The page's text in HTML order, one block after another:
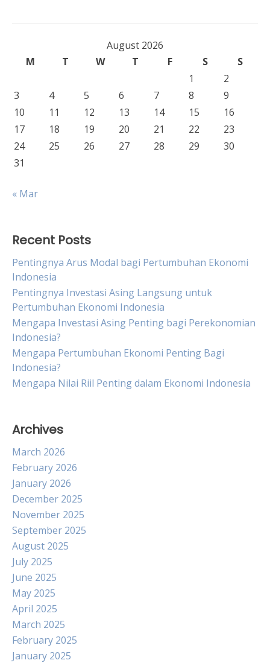
August 2026
M
T W T F S
S
1
2
3
4 5 6 7 8
9
10
11 12 13 14 15
16
17
18 19 20 21 22
23
24
25 26 27 28 29
30
31
« Mar
Recent Posts
Pentingnya Arus Modal bagi Pertumbuhan Ekonomi
Indonesia
Pentingnya Investasi Asing Langsung untuk
Pertumbuhan Ekonomi Indonesia
Mengapa Investasi Asing Penting bagi Perekonomian
Indonesia?
Mengapa Pertumbuhan Ekonomi Penting Bagi
Indonesia?
Mengapa Nilai Riil Penting dalam Ekonomi Indonesia
Archives
March 2026
February 2026
January 2026
December 2025
November 2025
September 2025
August 2025
July 2025
June 2025
May 2025
April 2025
March 2025
February 2025
January 2025